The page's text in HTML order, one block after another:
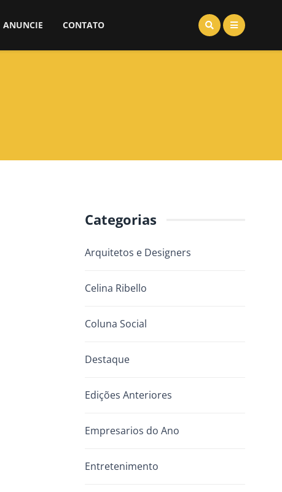
ANUNCIE CONTATO
Categorias
Arquitetos e Designers
Celina Ribello
Coluna Social
Destaque
Edições Anteriores
Empresarios do Ano
Entretenimento